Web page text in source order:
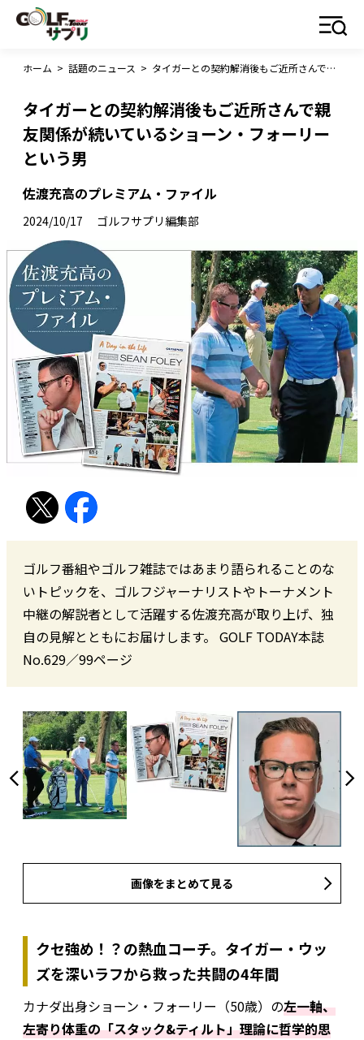
ホーム > 話題のニュース > タイガーとの契約解消後もご近所さんで親友関係が続いているショーン・フォーリーという男
タイガーとの契約解消後もご近所さんで親
友関係が続いているショーン・フォーリー
という男
佐渡充高のプレミアム・ファイル
2024/10/17 ゴルフサプリ編集部
ゴルフ番組やゴルフ雑誌ではあまり語られることのな
いトピックを、ゴルフジャーナリストやトーナメント
中継の解説者として活躍する佐渡充高が取り上げ、独
自の見解とともにお届けします。 GOLF TODAY本誌
No.629／99ページ
画像をまとめて見る
クセ強め！？の熱血コーチ。タイガー・ウッ
ズを深いラフから救った共闘の4年間
カナダ出身ショーン・フォーリー（50歳）の左一軸、
左寄り体重の「スタック&ティルト」理論に哲学的思